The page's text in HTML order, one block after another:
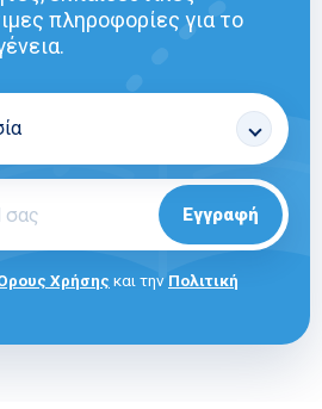
πληροφορίες για το
Εγγραφή
Χρήσης και την Πολιτική